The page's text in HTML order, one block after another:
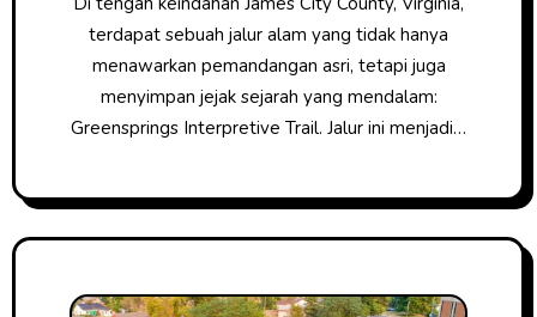
terdapat sebuah jalur alam yang tidak hanya
menawarkan pemandangan asri, tetapi juga
menyimpan jejak sejarah yang mendalam:
Greensprings Interpretive Trail. Jalur ini menjadi…